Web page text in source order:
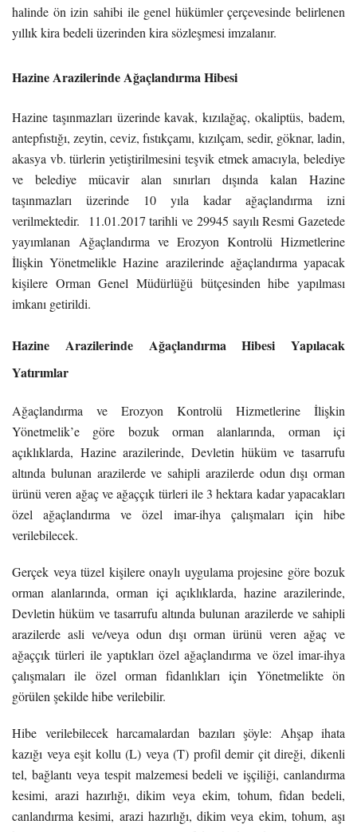
halinde ön izin sahibi ile genel hükümler çerçevesinde belirlenen
yıllık kira bedeli üzerinden kira sözleşmesi imzalanır.
Hazine Arazilerinde Ağaçlandırma Hibesi
Hazine taşınmazları üzerinde kavak, kızılağaç, okaliptüs, badem,
antepfıstığı, zeytin, ceviz, fıstıkçamı, kızılçam, sedir, göknar, ladin,
akasya vb. türlerin yetiştirilmesini teşvik etmek amacıyla, belediye
ve belediye mücavir alan sınırları dışında kalan Hazine
taşınmazları üzerinde 10 yıla kadar ağaçlandırma izni
verilmektedir. 11.01.2017 tarihli ve 29945 sayılı Resmi Gazetede
yayımlanan Ağaçlandırma ve Erozyon Kontrolü Hizmetlerine
İlişkin Yönetmelikle Hazine arazilerinde ağaçlandırma yapacak
kişilere Orman Genel Müdürlüğü bütçesinden hibe yapılması
imkanı getirildi.
Hazine Arazilerinde Ağaçlandırma Hibesi Yapılacak
Yatırımlar
Ağaçlandırma ve Erozyon Kontrolü Hizmetlerine İlişkin
Yönetmelik’e göre bozuk orman alanlarında, orman içi
açıklıklarda, Hazine arazilerinde, Devletin hüküm ve tasarrufu
altında bulunan arazilerde ve sahipli arazilerde odun dışı orman
ürünü veren ağaç ve ağaççık türleri ile 3 hektara kadar yapacakları
özel ağaçlandırma ve özel imar-ihya çalışmaları için hibe
verilebilecek.
Gerçek veya tüzel kişilere onaylı uygulama projesine göre bozuk
orman alanlarında, orman içi açıklıklarda, hazine arazilerinde,
Devletin hüküm ve tasarrufu altında bulunan arazilerde ve sahipli
arazilerde asli ve/veya odun dışı orman ürünü veren ağaç ve
ağaççık türleri ile yaptıkları özel ağaçlandırma ve özel imar-ihya
çalışmaları ile özel orman fidanlıkları için Yönetmelikte ön
görülen şekilde hibe verilebilir.
Hibe verilebilecek harcamalardan bazıları şöyle: Ahşap ihata
kazığı veya eşit kollu (L) veya (T) profil demir çit direği, dikenli
tel, bağlantı veya tespit malzemesi bedeli ve işçiliği, canlandırma
kesimi, arazi hazırlığı, dikim veya ekim, tohum, fidan bedeli,
canlandırma kesimi, arazi hazırlığı, dikim veya ekim, tohum, aşı